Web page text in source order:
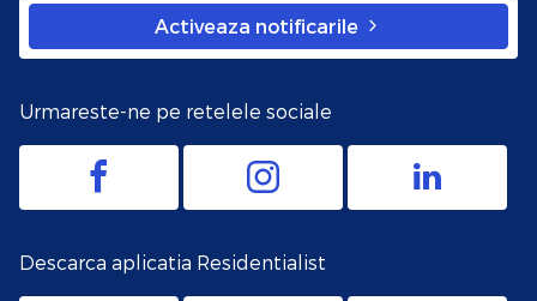
Activeaza notificarile
Urmareste-ne pe retelele sociale
Descarca aplicatia Residentialist